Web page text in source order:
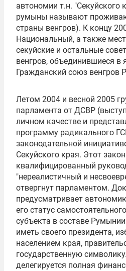
автономии т.н. "Секуйского
румыны называют
страны венгров). К концу
Национальный, а также
секуйские и остальные
венгров, объединившиеся в
Гражданский союз венгров
Летом 2004 и весной 2005
парламента от ДСВР
личном качестве и
программу радикального
законодательной
Секуйского края. Этот
квалифицированный
"нереалистичный и
отвергнут парламентом.
предусматривает
его статус
субъекта в составе
иметь своего президента,
населением края,
государственную
делегируется полная